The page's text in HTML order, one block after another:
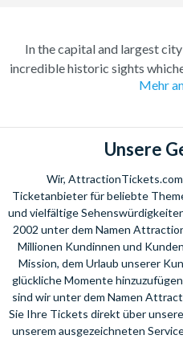
In the capital and largest
incredible historic sights
key role the city played in the
history of one of the oldest
Old Town Trolley Tour or a
harbour-side restaurants
seafood cuisine that the city
oysters and the staple
Experience a city that holds
passionate through and
Bruins and Red Sox, to
baseball and hockey all
artistic side of Boston at
Mehr
Unsere
Wir,
Ticketanbieter für beliebte
und vielfältige
2002 unter dem Namen
Millionen Kundinnen und
Mission, dem Urlaub unserer
glückliche Momente
sind wir unter dem Namen
Sie Ihre Tickets direkt über
unserem ausgezeichneten